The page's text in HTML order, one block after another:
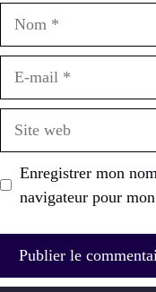
Enregistrer mon
navigateur pour